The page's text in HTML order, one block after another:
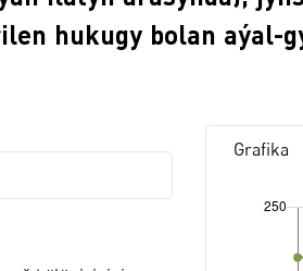
hukugy bolan aýal-